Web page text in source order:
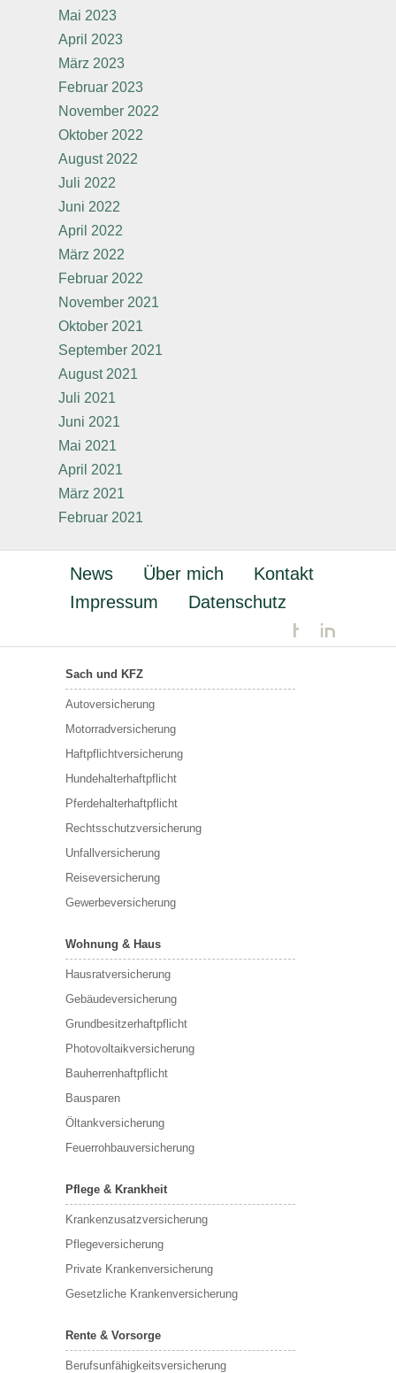
Mai 2023
April 2023
März 2023
Februar 2023
November 2022
Oktober 2022
August 2022
Juli 2022
Juni 2022
April 2022
März 2022
Februar 2022
November 2021
Oktober 2021
September 2021
August 2021
Juli 2021
Juni 2021
Mai 2021
April 2021
März 2021
Februar 2021
News Über mich
Kontakt
Impressum
Datenschutz
Sach und KFZ
Autoversicherung
Motorradversicherung
Haftpflichtversicherung
Hundehalterhaftpflicht
Pferdehalterhaftpflicht
Rechtsschutzversicherung
Unfallversicherung
Reiseversicherung
Gewerbeversicherung
Wohnung & Haus
Hausratversicherung
Gebäudeversicherung
Grundbesitzerhaftpflicht
Photovoltaikversicherung
Bauherrenhaftpflicht
Bausparen
Öltankversicherung
Feuerrohbauversicherung
Pflege & Krankheit
Krankenzusatzversicherung
Pflegeversicherung
Private Krankenversicherung
Gesetzliche Krankenversicherung
Rente & Vorsorge
Berufs­unfähigkeitsversicherung